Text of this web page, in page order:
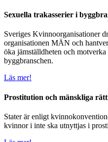
Sexuella trakasserier i
Sveriges Kvinnoorganisationer
organisationen MÄN och
öka jämställdheten och
byggbranschen.
Läs mer!
Prostitution och mänskliga
Stater är enligt
kvinnor i inte ska utnyttjas i